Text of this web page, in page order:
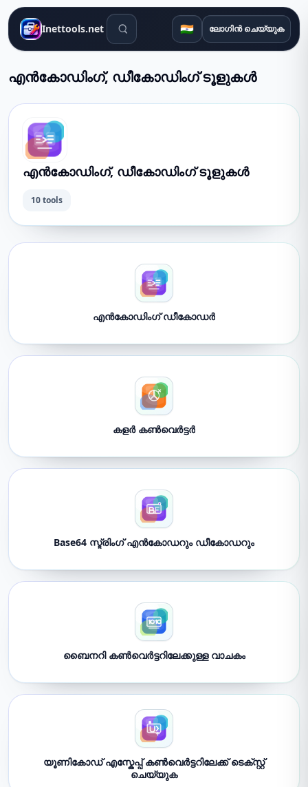
Inettools.net തിരയൽ ഉപകരണങ്ങൾ
🇮🇳 ലോഗിൻ ചെയ്യുക
എൻകോഡിംഗ്, ഡീകോഡിംഗ് ടൂളുകൾ
എൻകോഡിംഗ്, ഡീകോഡിംഗ് ടൂളുകൾ
10 tools
എൻകോഡിംഗ് ഡീകോഡർ
കളർ കൺവെർട്ടർ
Base64 സ്ട്രിംഗ് എൻകോഡറും ഡീകോഡറും
ബൈനറി കൺവെർട്ടറിലേക്കുള്ള വാചകം
യൂണികോഡ് എസ്കേപ്പ് കൺവെർട്ടറിലേക്ക് ടെക്സ്റ്റ്
ചെയ്യുക